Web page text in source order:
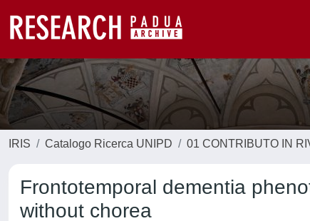
IRIS Catalogo Ricerca UNIPD 01 CONTRIBUTO IN
Frontotemporal dementia
without chorea